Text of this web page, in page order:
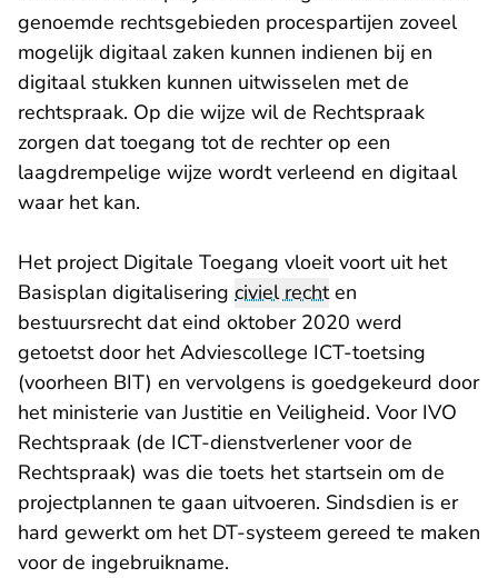
genoemde rechtsgebieden procespartijen zoveel
mogelijk digitaal zaken kunnen indienen bij en
digitaal stukken kunnen uitwisselen met de
rechtspraak. Op die wijze wil de Rechtspraak
zorgen dat toegang tot de rechter op een
laagdrempelige wijze wordt verleend en digitaal
waar het kan.
Het project Digitale Toegang vloeit voort uit het
Basisplan digitalisering civiel rechten
bestuursrecht dat eind oktober 2020 werd
getoetst door het Adviescollege ICT-toetsing
(voorheen BIT) en vervolgens is goedgekeurd door
het ministerie van Justitie en Veiligheid. Voor IVO
Rechtspraak (de ICT-dienstverlener voor de
Rechtspraak) was die toets het startsein om de
projectplannen te gaan uitvoeren. Sindsdien is er
hard gewerkt om het DT-systeem gereed te maken
voor de ingebruikname.